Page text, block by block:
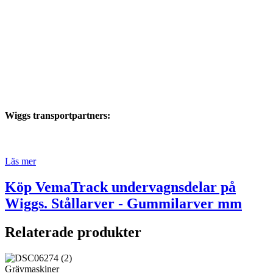
Wiggs transportpartners:
Läs mer
Köp VemaTrack undervagnsdelar på
Wiggs. Stållarver - Gummilarver mm
Relaterade produkter
Grävmaskiner